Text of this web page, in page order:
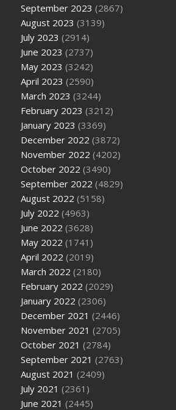
September 2023 (2867)
August 2023 (3139)
July 2023 (2914)
June 2023 (2737)
May 2023 (3242)
April 2023 (2590)
March 2023 (3244)
February 2023 (3212)
January 2023 (3369)
December 2022 (3872)
November 2022 (4202)
October 2022 (3490)
September 2022 (4829)
August 2022 (5158)
July 2022 (4963)
June 2022 (3628)
May 2022 (1741)
April 2022 (2019)
March 2022 (2180)
February 2022 (2029)
January 2022 (2306)
December 2021 (2446)
November 2021 (2705)
October 2021 (2784)
September 2021 (2763)
August 2021 (2409)
July 2021 (2361)
June 2021 (2445)